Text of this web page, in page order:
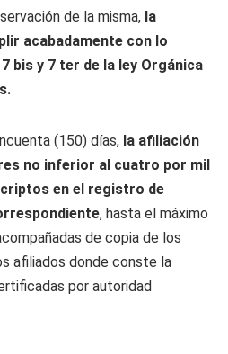
de la misma, la
acabadamente con lo
bis y 7 ter de la ley Orgánica
(150) días, la afiliación
no inferior al cuatro por mil
en el registro de
, hasta el máximo
de copia de los
afiliados donde conste la
por autoridad